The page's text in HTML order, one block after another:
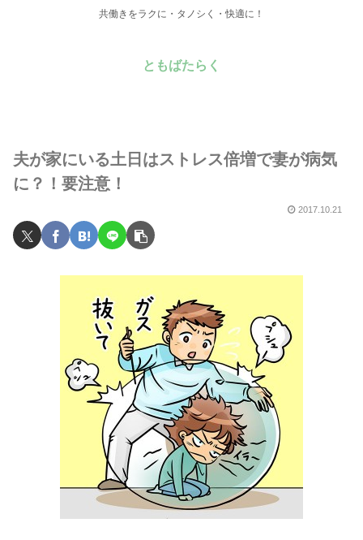
共働きをラクに・タノシく・快適に！
ともばたらく
夫が家にいる土日はストレス倍増で妻が病気
に？！要注意！
2017.10.21